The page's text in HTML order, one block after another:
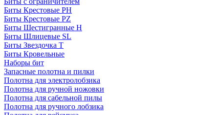
Биты Крестовые PH
Биты Крестовые PZ
Биты Шестигранные H
Биты Шлицевые SL
Биты Звездочка T
Биты Кровельные
Наборы бит
Запасные полотна и пилки
Полотна для электролобзика
Полотна для ручной ножовки
Полотна для сабельной пилы
Полотна для ручного лобзика